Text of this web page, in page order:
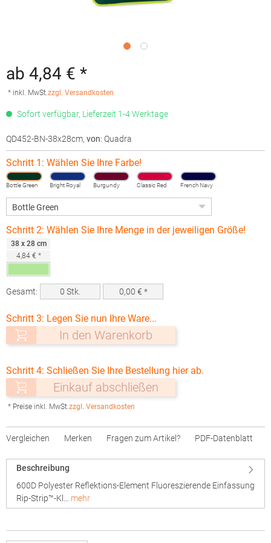
ab 4,84 € *
* inkl. MwSt.zzgl. Versandkosten
Sofort verfügbar, Lieferzeit 1-4 Werktage
QD452-BN-38x28cm, von: Quadra
Schritt 1: Wählen Sie Ihre Farbe!
Bottle Green Bright Royal Burgundy Classic Red French Navy
Schritt 2: Wählen Sie Ihre Menge in der jeweiligen Größe!
38 x 28 cm
4,84 € *
Gesamt: 0 Stk. 0,00 € *
Schritt 3: Legen Sie nun Ihre Ware...
In den Warenkorb
Schritt 4: Schließen Sie Ihre Bestellung hier ab.
Einkauf abschließen
* Preise inkl. MwSt.zzgl. Versandkosten
Vergleichen Merken Fragen zum Artikel? PDF-Datenblatt
Beschreibung
600D Polyester Reflektions-Element Fluoreszierende Einfassung
Rip-Strip™-Kl… mehr